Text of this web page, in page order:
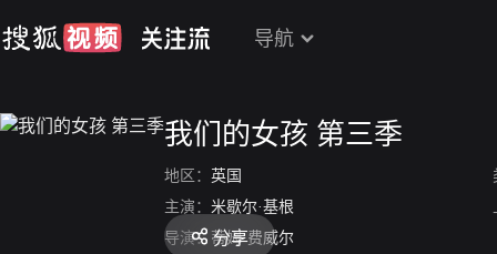
导航
我们的女孩 第三季
地区： 英国
主演： 米歇尔·基根
导演： 蒂姆·费威尔
分享